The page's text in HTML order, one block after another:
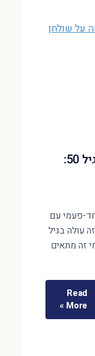
ביטוח מחלות קשות אחרי גיל 50:
פעמי עם
עולה בגיל
זה מתאים
Read
More »